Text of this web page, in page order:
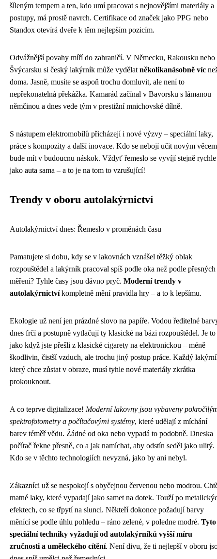
šíleným tempem a ten, kdo umí pracovat s nejnovějšími materiály a
postupy, má prostě navrch. Certifikace od značek jako PPG nebo
Standox otevírá dveře k těm nejlepším pozicím.
Odvážnější povahy míří do zahraničí. V Německu, Rakousku nebo
Švýcarsku si český lakýrník může vydělat několikanásobně víc
doma. Jasně, musíte se aspoň trochu domluvit, ale není to
nepřekonatelná překážka. Kamarád začínal v Bavorsku s lámanou
němčinou a dnes vede tým v prestižní mnichovské dílně.
S nástupem elektromobilů přicházejí i nové výzvy – speciální laky,
práce s kompozity a další inovace. Kdo se nebojí učit novým
bude mít v budoucnu náskok. Vždyť řemeslo se vyvíjí stejně rychle
jako auta sama – a to je na tom to vzrušující!
Trendy v oboru autolakýrnictví
Autolakýrnictví dnes: Řemeslo v proměnách času
Pamatujete si dobu, kdy se v lakovnách vznášel těžký oblak
rozpouštědel a lakýrník pracoval spíš podle oka než podle přesných
měření? Tyhle časy jsou dávno pryč. Moderní trendy v
autolakýrnictvíkompletně mění pravidla hry – a to k lepšímu.
Ekologie už není jen prázdné slovo na papíře. Vodou ředitelné
dnes frčí a postupně vytlačují ty klasické na bázi rozpouštědel. Je to
jako když jste přešli z klasické cigarety na elektronickou – méně
škodlivin, čistší vzduch, ale trochu jiný postup práce. Každý
který chce zůstat v obraze, musí tyhle nové materiály zkrátka
prokouknout.
A co teprve digitalizace! Moderní lakovny jsou vybaveny
spektrofotometry a počítačovými systémy, které udělají z míchání
barev téměř vědu. Žádné od oka nebo vypadá to podobně. Dneska
počítač řekne přesně, co a jak namíchat, aby odstín seděl jako ulitý.
Kdo se v těchto technologiích nevyzná, jako by ani nebyl.
Zákazníci už se nespokojí s obyčejnou červenou nebo modrou.
matné laky, které vypadají jako samet na dotek. Touží po
efektech, co se třpytí na slunci. Někteří dokonce požadují barvy
měnící se podle úhlu pohledu – ráno zelené, v poledne modré. Tyto
speciální techniky vyžadují od autolakýrníků vyšší míru
zručnosti a uměleckého cítění. Není divu, že ti nejlepší v oboru